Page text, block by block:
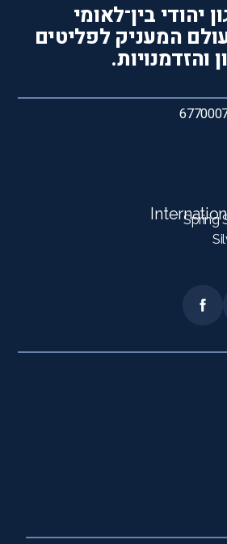
יהודי בין־לאומי
המעניק לפליטים
והזדמנויות.